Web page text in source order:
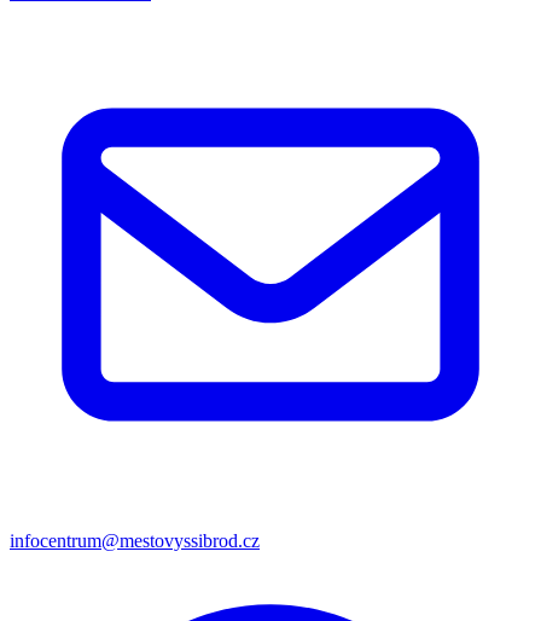
infocentrum@mestovyssibrod.cz